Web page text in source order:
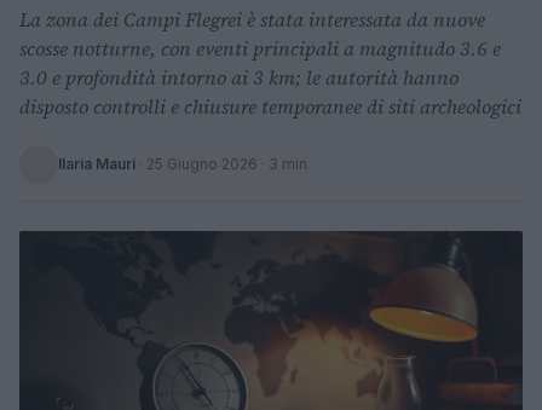
La zona dei Campi Flegrei è stata interessata da nuove
scosse notturne, con eventi principali a magnitudo 3.6 e
3.0 e profondità intorno ai 3 km; le autorità hanno
disposto controlli e chiusure temporanee di siti archeologici
Ilaria Mauri · 25 Giugno 2026 · 3 min